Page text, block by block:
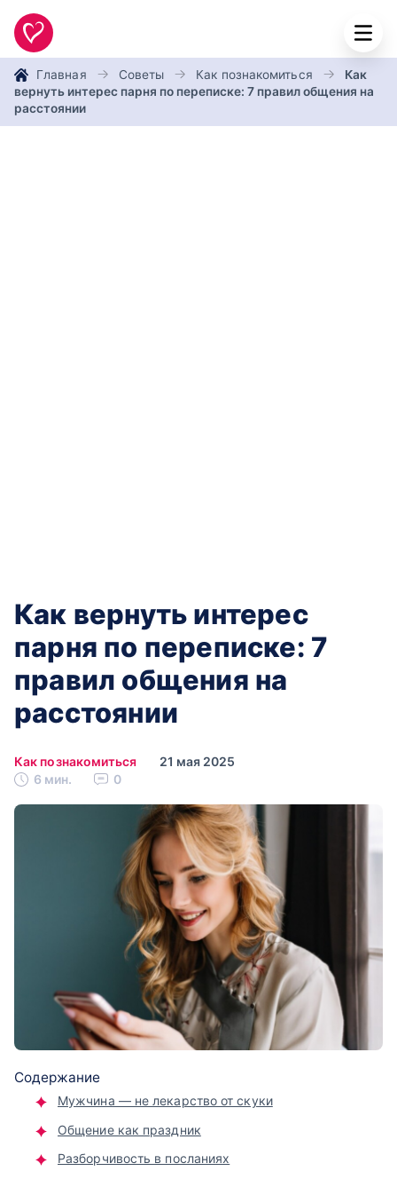
Главная Советы Как познакомиться
Как
вернуть интерес парня по переписке: 7 правил общения на
расстоянии
Как вернуть интерес
парня по переписке: 7
правил общения на
расстоянии
Как познакомиться
21 мая 2025
6 мин.
0
Содержание
Мужчина — не лекарство от скуки
Общение как праздник
Разборчивость в посланиях